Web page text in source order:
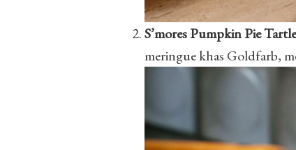
S’mores Pumpkin Pie
meringue khas Goldfarb,